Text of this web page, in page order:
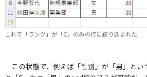
これで「ランク」が「C」のみの行に絞り込まれた
この状態で、例えば「性別」が「男」とい